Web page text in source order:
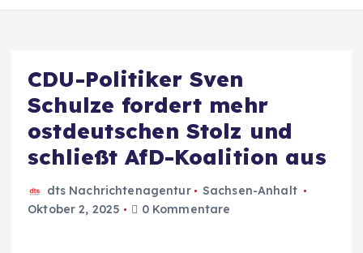
s
CDU-Politiker Sven
Schulze fordert mehr
ostdeutschen Stolz und
schließt AfD-Koalition aus
dts Nachrichtenagentur
Sachsen-Anhalt
Oktober 2, 2025
0 Kommentare